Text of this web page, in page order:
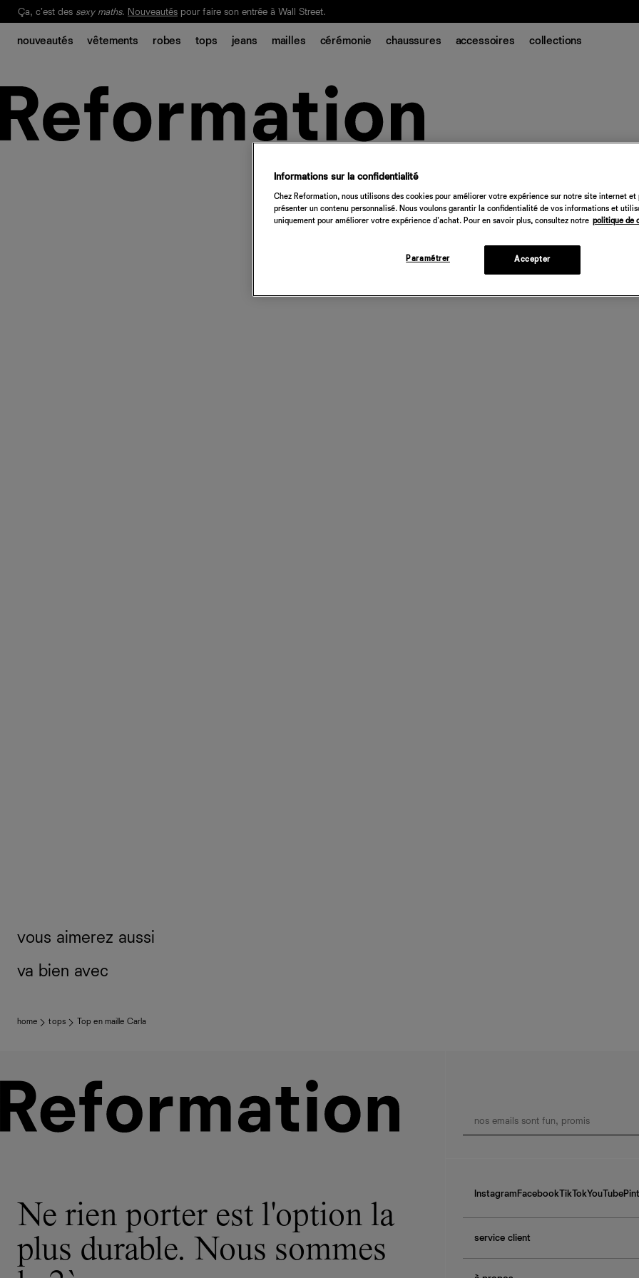
Notre Bilan Responsable 2025 est ici. Lisez-le
Ça, c'est des sexy maths. Nouveautés pour faire son entrée à Wall Street.
nouveautés vêtements robes tops jeans mailles cérémonie chaussures accessoires collections
vous aimerez aussi
va bien avec
home tops Top en maille Carla
Ne rien porter est l'option la
plus durable. Nous sommes
Instagram FacebookTikTokYouTube
service client
Informations sur la confidentialité
Chez Reformation, nous utilisons des cookies pour améliorer votre expérience sur notre site internet et
présenter un contenu personnalisé. Nous voulons garantir la confidentialité de vos informations et
uniquement pour améliorer votre expérience d'achat. Pour en savoir plus, consultez notre politique de
Paramétrer Accepter